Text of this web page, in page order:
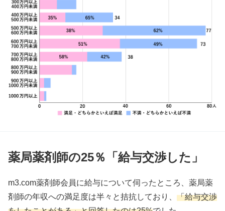
薬局薬剤師の25％「給与交渉した」
m3.com薬剤師会員に給与について伺ったところ、薬局薬
剤師の年収への満足度は半々と拮抗しており、 「給与交渉